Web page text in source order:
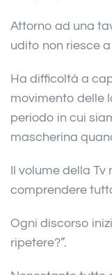
Attorno ad una
udito non riesce
Ha difficoltà a
movimento delle
periodo in cui
mascherina
Il volume della
comprendere
Ogni discorso
ripetere?”.